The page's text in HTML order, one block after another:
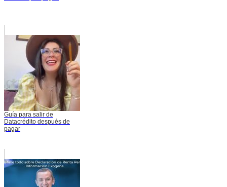
Guía para salir de
Datacrédito después de
pagar